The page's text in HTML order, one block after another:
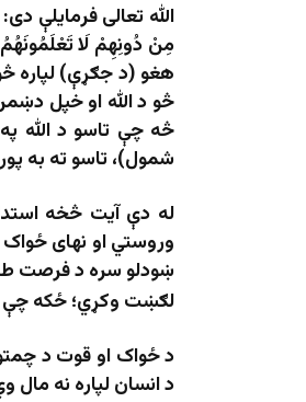
الله تعالی فرمایلې
مِنْ دُونِهِمْ لَا
هغو (د جګړې) لپاره
څو د الله او خپل
څه چې تاسو د الله
شمول)، تاسو ته به
له دې آيت څخه
وروستي او نهای ځواک
ښودلو سره د فرصت
لګښت وکړي؛ ځکه چې د
د ځواک او قوت د چمتو
د انسان لپاره نه مال